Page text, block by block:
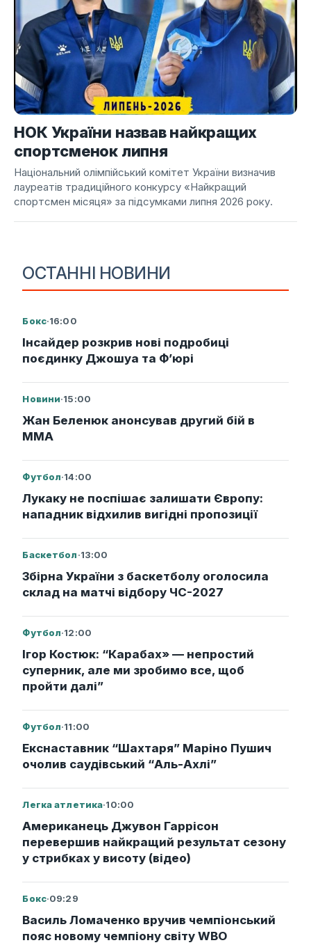
ОСТАННІ НОВИНИ
Бокс·16:00
Інсайдер розкрив нові подробиці
поєдинку Джошуа та Ф’юрі
Новини·15:00
Жан Беленюк анонсував другий бій в
ММА
Футбол·14:00
Лукаку не поспішає залишати Європу:
нападник відхилив вигідні пропозиції
Баскетбол·13:00
Збірна України з баскетболу оголосила
склад на матчі відбору ЧС-2027
Футбол·12:00
Ігор Костюк: “Карабах» — непростий
суперник, але ми зробимо все, щоб
пройти далі”
Футбол·11:00
Екснаставник “Шахтаря” Маріно Пушич
очолив саудівський “Аль-Ахлі”
Легка атлетика·10:00
Американець Джувон Гаррісон
перевершив найкращий результат сезону
у стрибках у висоту (відео)
Бокс·09:29
Василь Ломаченко вручив чемпіонський
пояс новому чемпіону світу WBO
НОК України назвав найкращих
спортсменок липня
Національний олімпійський комітет України визначив
лауреатів традиційного конкурсу «Найкращий
спортсмен місяця» за підсумками липня 2026 року.